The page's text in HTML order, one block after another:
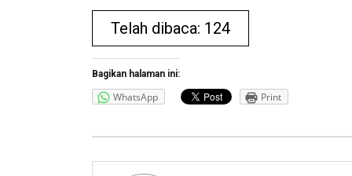
Telah dibaca: 124
Bagikan halaman ini:
WhatsApp Print